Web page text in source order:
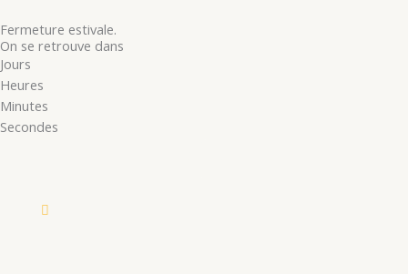
Fermeture estivale.
On se retrouve dans
Jours
Heures
Minutes
Secondes